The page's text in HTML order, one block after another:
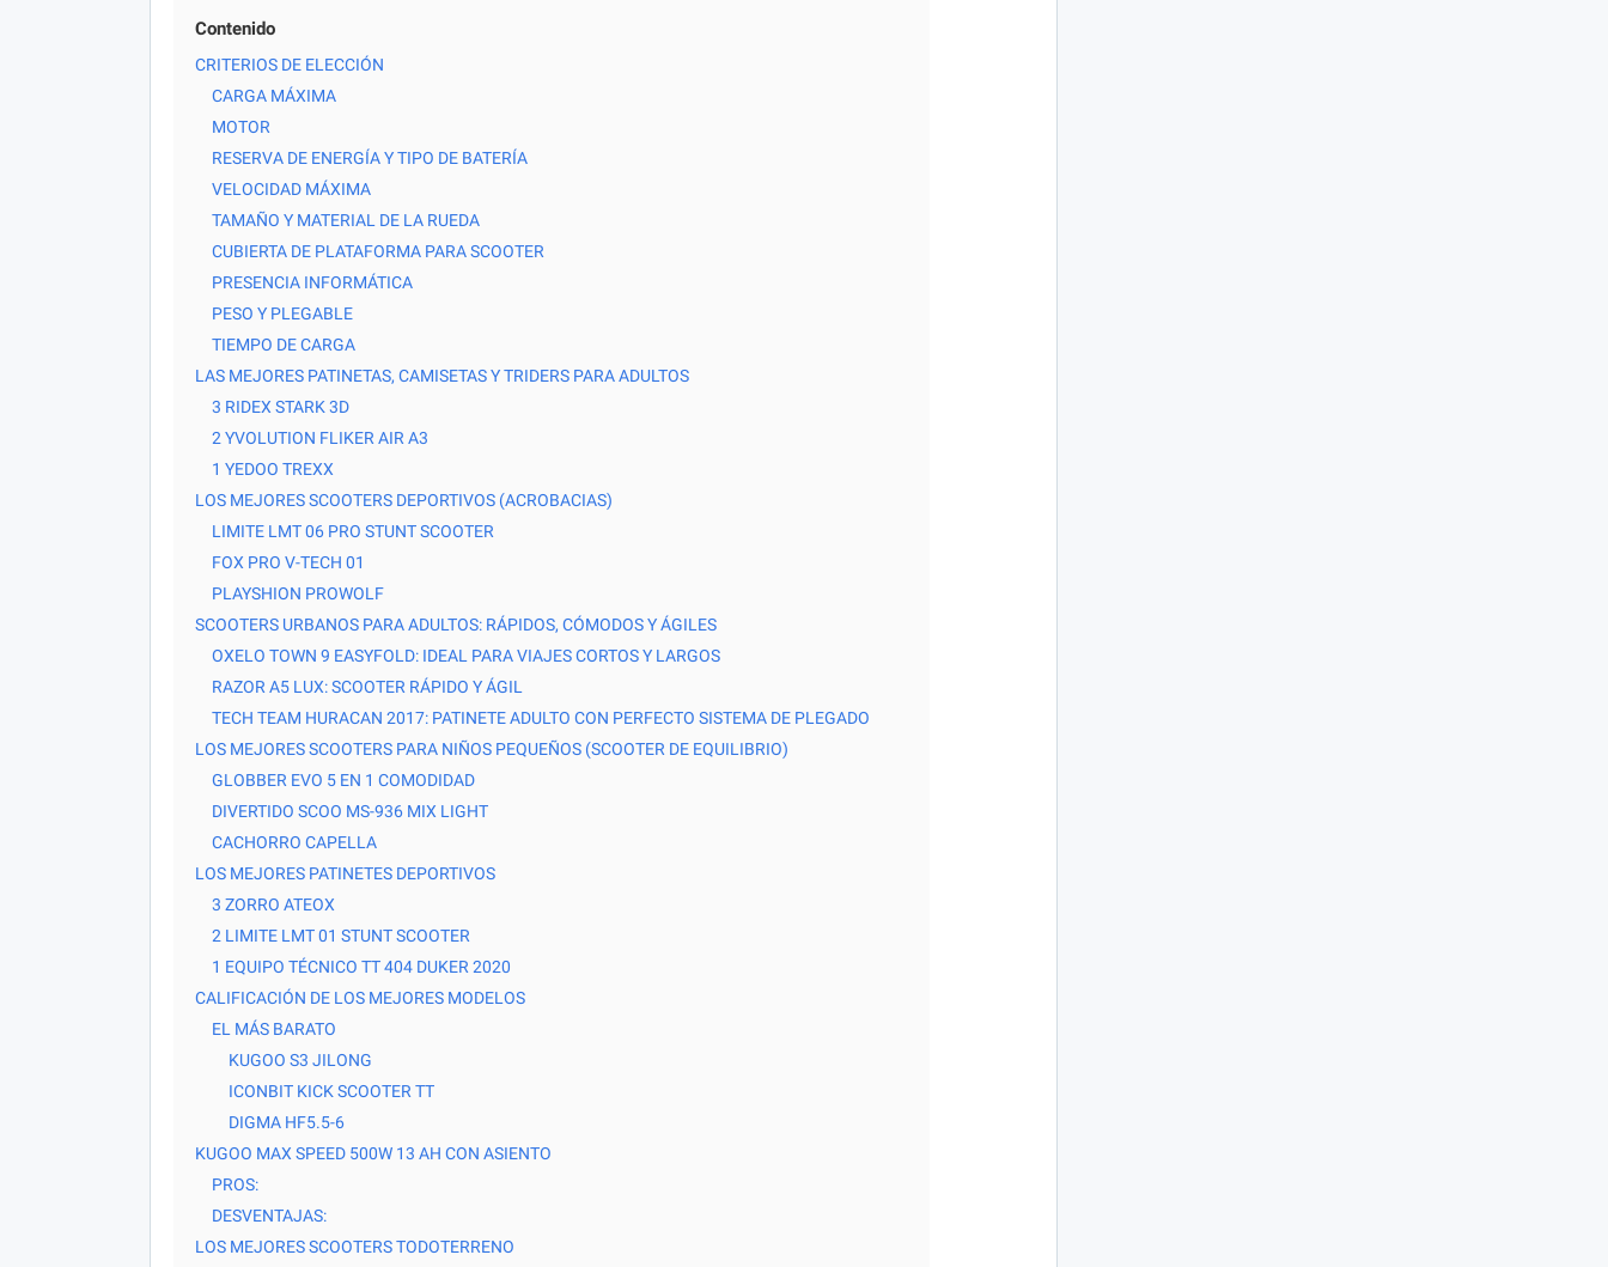
Contenido
CRITERIOS DE ELECCIÓN
CARGA MÁXIMA
MOTOR
RESERVA DE ENERGÍA Y TIPO DE BATERÍA
VELOCIDAD MÁXIMA
TAMAÑO Y MATERIAL DE LA RUEDA
CUBIERTA DE PLATAFORMA PARA SCOOTER
PRESENCIA INFORMÁTICA
PESO Y PLEGABLE
TIEMPO DE CARGA
LAS MEJORES PATINETAS, CAMISETAS Y TRIDERS PARA ADULTOS
3 RIDEX STARK 3D
2 YVOLUTION FLIKER AIR A3
1 YEDOO TREXX
LOS MEJORES SCOOTERS DEPORTIVOS (ACROBACIAS)
LIMITE LMT 06 PRO STUNT SCOOTER
FOX PRO V-TECH 01
PLAYSHION PROWOLF
SCOOTERS URBANOS PARA ADULTOS: RÁPIDOS, CÓMODOS Y ÁGILES
OXELO TOWN 9 EASYFOLD: IDEAL PARA VIAJES CORTOS Y LARGOS
RAZOR A5 LUX: SCOOTER RÁPIDO Y ÁGIL
TECH TEAM HURACAN 2017: PATINETE ADULTO CON PERFECTO SISTEMA DE PLEGADO
LOS MEJORES SCOOTERS PARA NIÑOS PEQUEÑOS (SCOOTER DE EQUILIBRIO)
GLOBBER EVO 5 EN 1 COMODIDAD
DIVERTIDO SCOO MS-936 MIX LIGHT
CACHORRO CAPELLA
LOS MEJORES PATINETES DEPORTIVOS
3 ZORRO ATEOX
2 LIMITE LMT 01 STUNT SCOOTER
1 EQUIPO TÉCNICO TT 404 DUKER 2020
CALIFICACIÓN DE LOS MEJORES MODELOS
EL MÁS BARATO
KUGOO S3 JILONG
ICONBIT KICK SCOOTER TT
DIGMA HF5.5-6
KUGOO MAX SPEED ​​500W 13 AH CON ASIENTO
PROS:
DESVENTAJAS:
LOS MEJORES SCOOTERS TODOTERRENO